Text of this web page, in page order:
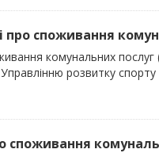
про споживання
комунальних послуг
розвитку спорту
споживання